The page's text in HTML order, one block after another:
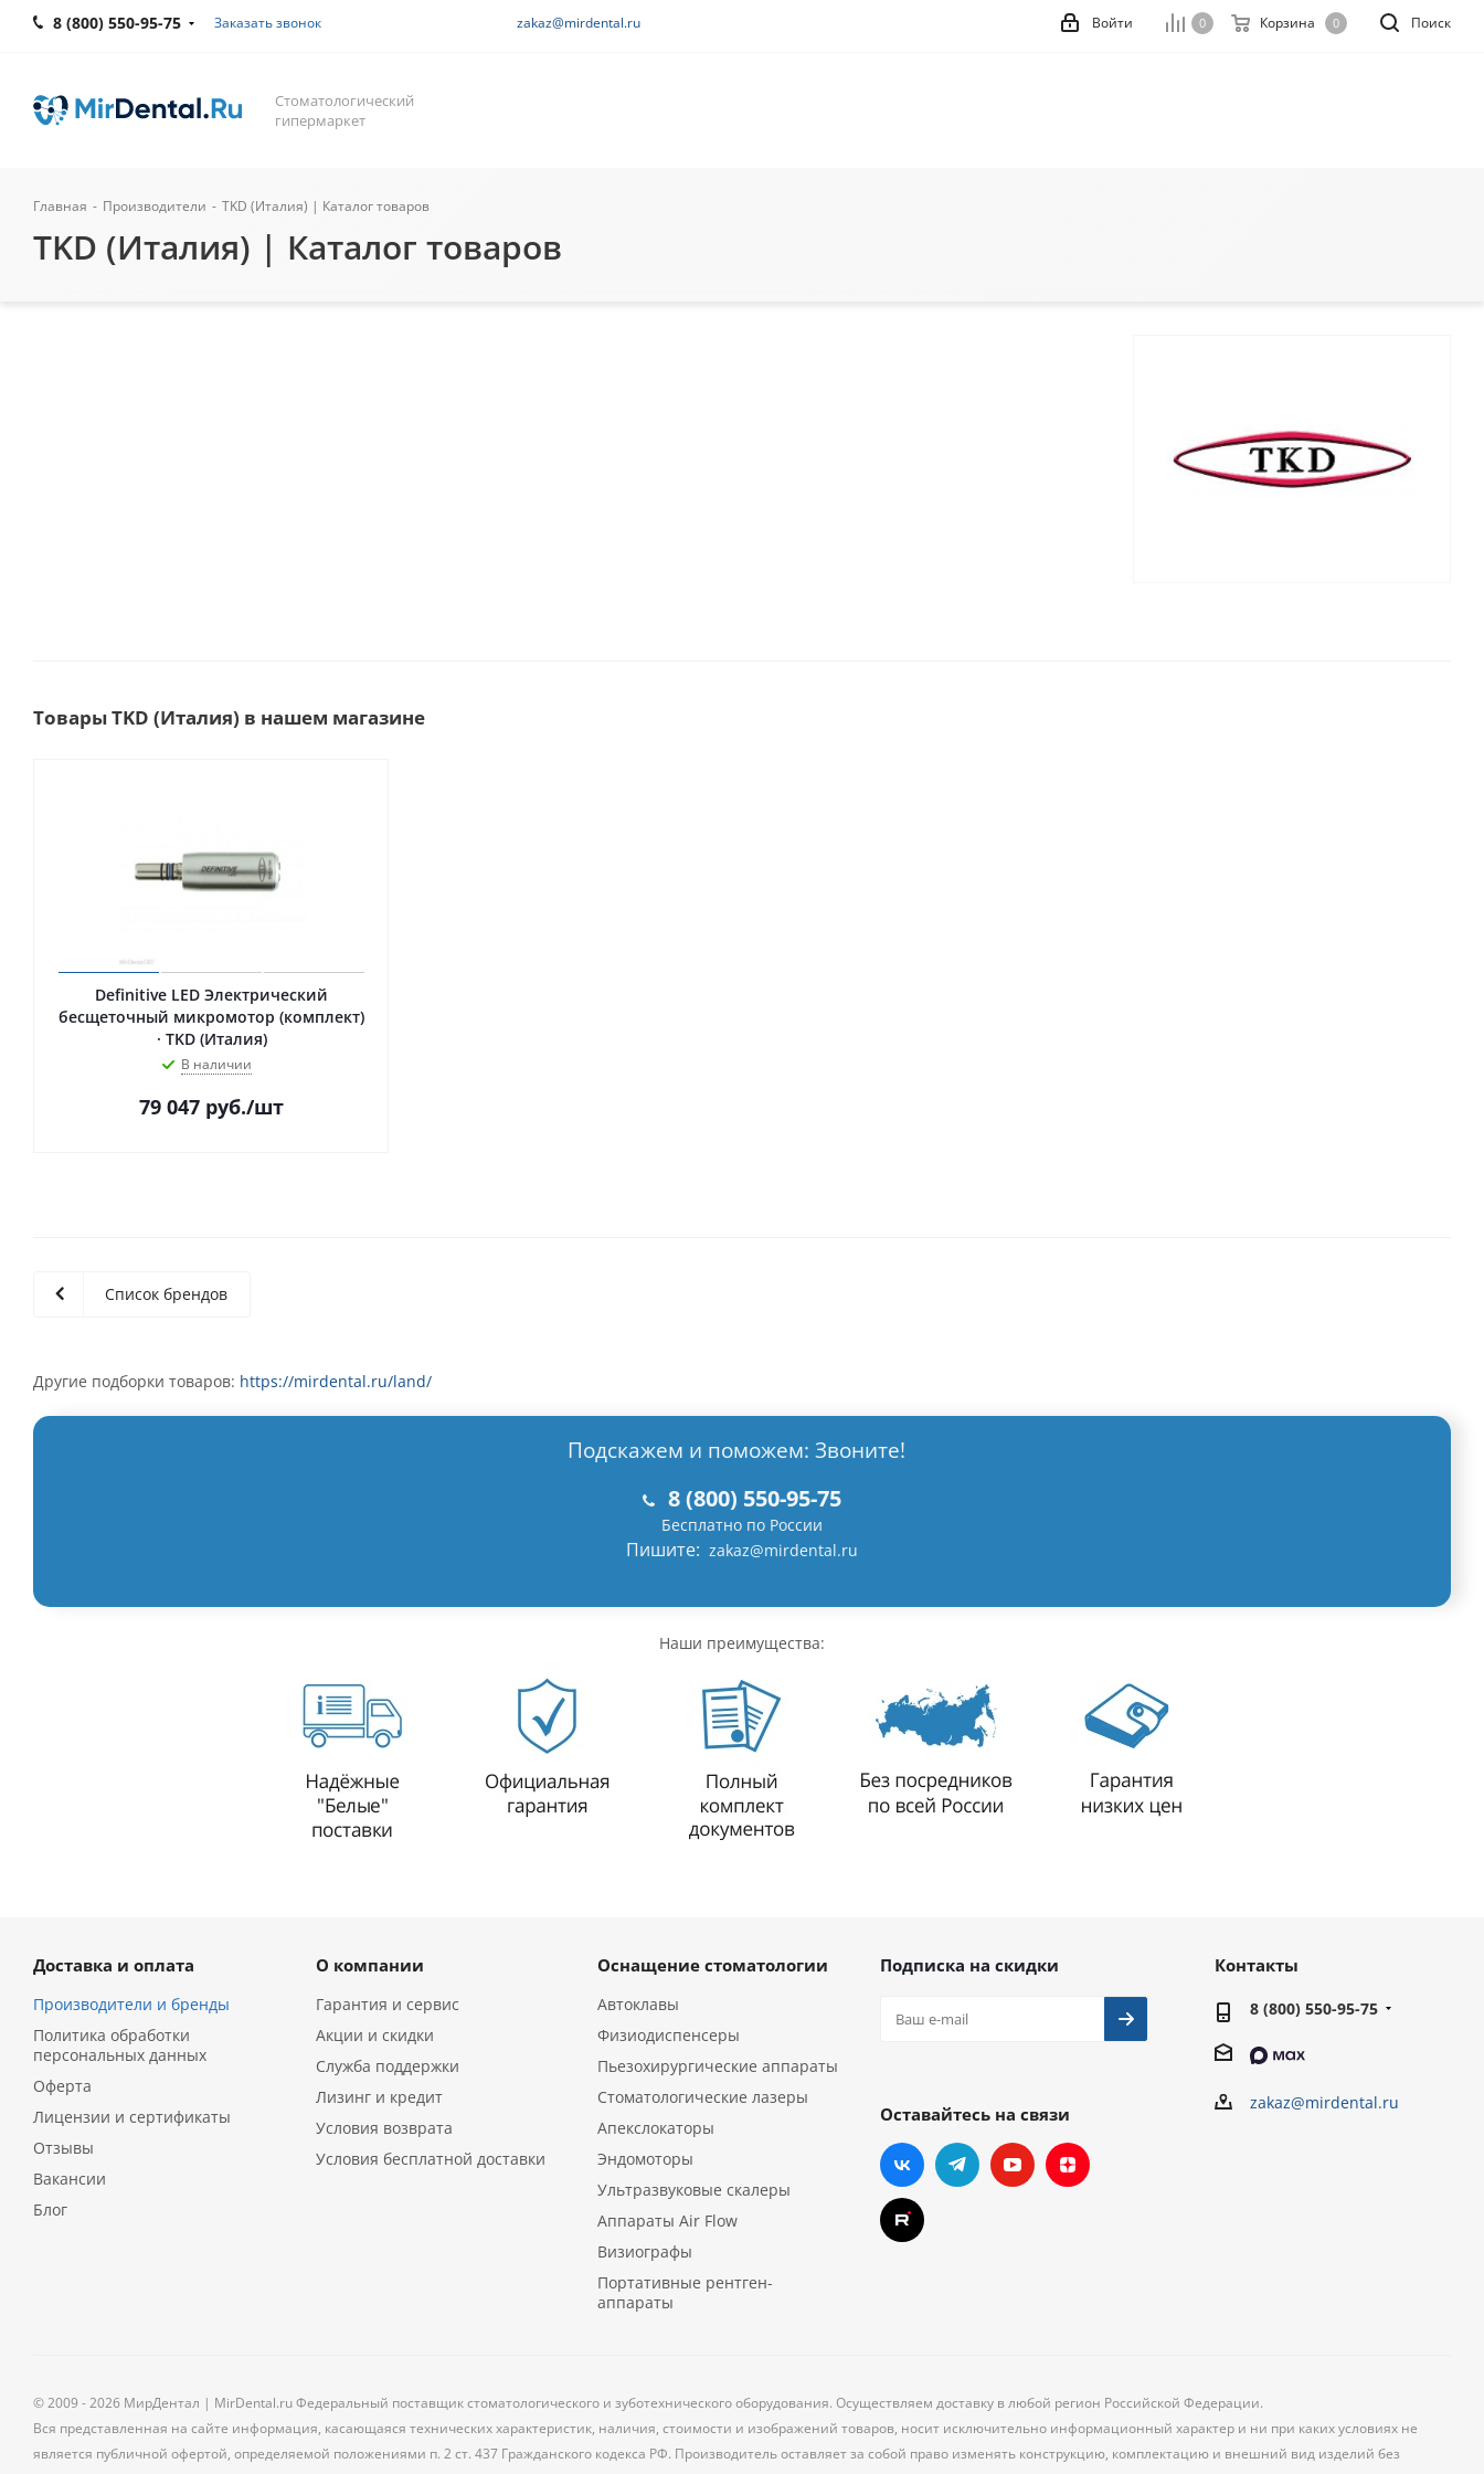
8 (800) 550-95-75 Заказать звонок zakaz@mirdental.ru Поиск
0 Корзина 0
Войти
Стоматологический
гипермаркет
Главная - Производители - TKD (Италия) | Каталог товаров
TKD (Италия) | Каталог товаров
Товары TKD (Италия) в нашем магазине
Definitive LED Электрический
бесщеточный микромотор (комплект)
· TKD (Италия)
В наличии
79 047 руб./шт
Список брендов
Другие подборки товаров: https://mirdental.ru/land/
Подскажем и поможем: Звоните!
8 (800) 550-95-75
Бесплатно по России
Пишите: zakaz@mirdental.ru
Наши преимущества:
Доставка и оплата
Производители и бренды
Политика обработки
персональных данных
Оферта
Лицензии и сертификаты
Отзывы
Вакансии
Блог
О компании
Гарантия и сервис
Акции и скидки
Служба поддержки
Лизинг и кредит
Условия возврата
Условия бесплатной доставки
Оснащение стоматологии
Автоклавы
Физиодиспенсеры
Пьезохирургические аппараты
Стоматологические лазеры
Апекслокаторы
Эндомоторы
Ультразвуковые скалеры
Аппараты Air Flow
Визиографы
Портативные рентген-
аппараты
Подписка на скидки
Оставайтесь на связи
Контакты
8 (800) 550-95-75
zakaz@mirdental.ru
© 2009 - 2026 МирДентал | MirDental.ru Федеральный поставщик стоматологического и зуботехнического оборудования. Осуществляем доставку в любой регион Российской Федерации.
Вся представленная на сайте информация, касающаяся технических характеристик, наличия, стоимости и изображений товаров, носит исключительно информационный характер и ни при каких условиях не
является публичной офертой, определяемой положениями п. 2 ст. 437 Гражданского кодекса РФ. Производитель оставляет за собой право изменять конструкцию, комплектацию и внешний вид изделий без